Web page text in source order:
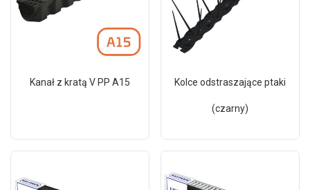
Kanał z kratą V PP A15 Kolce odstraszające ptaki
(czarny)